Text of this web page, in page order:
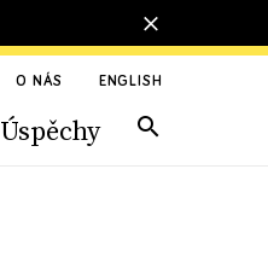
O NÁS ENGLISH
Úspěchy